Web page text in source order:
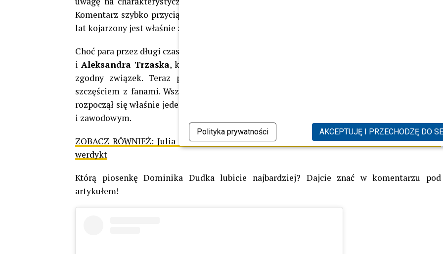
Polityka prywatności AKCEPTUJĘ I PRZECHODZĘ DO
Komentarz szybko przyciągnął uwagę innych użytkowników, ponieważ
lat kojarzony jest właśnie z nakryciem głowy, które stało się jego znakiem rozpoznawczym.
Choć para przez długi czas chroniła swoją prywatność, nie jest tajemnicą, że
i Aleksandra Trzaska, która na co dzień pracuje jako lekarz, od lat tworzyli szczęśliwy i
zgodny związek. Teraz postanowili zrobić kolejny ważny krok i podzielić się swoim
szczęściem z fanami. Wszystko wskazuje na to, że dla zwycięzcy
rozpoczął się właśnie jeden z najpiękniejszych rozdziałów w życiu – zarówno prywatnym, jak
i zawodowym.
ZOBACZ RÓWNIEŻ: Julia Wieniawa zaśpiewała hit Marka Grechuty. Widzowie TVP wydali
werdykt
Którą piosenkę Dominika Dudka lubicie najbardziej? Dajcie znać w komentarzu pod
artykułem!